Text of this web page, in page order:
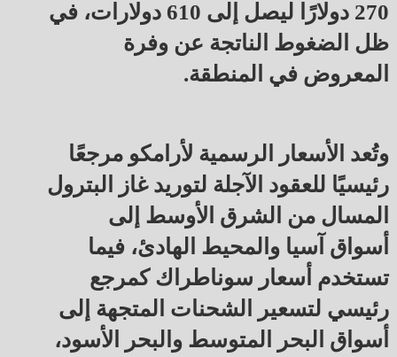
270 دولارًا ليصل إلى 610 دولارات، في
ظل الضغوط الناتجة عن وفرة
المعروض في المنطقة.
وتُعد الأسعار الرسمية لأرامكو مرجعًا
رئيسيًا للعقود الآجلة لتوريد غاز البترول
المسال من الشرق الأوسط إلى
أسواق آسيا والمحيط الهادئ، فيما
تستخدم أسعار سوناطراك كمرجع
رئيسي لتسعير الشحنات المتجهة إلى
أسواق البحر المتوسط والبحر الأسود،